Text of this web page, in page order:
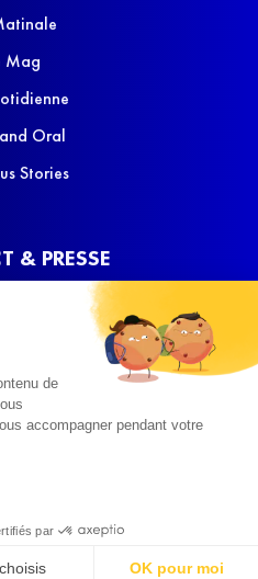
de
accompagner pendant votre
par
OK pour moi
Mag
Oral
Stories
& PRESSE